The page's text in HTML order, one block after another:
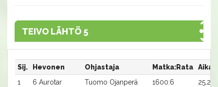
TEIVO LÄHTÖ 5
Sij. Hevonen Ohjastaja Matka:Rata
Aika
1
6 Aurotar Tuomo Ojanperä 1600:6
25,2a